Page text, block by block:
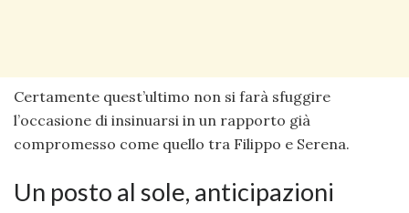
Certamente quest’ultimo non si farà sfuggire
l’occasione di insinuarsi in un rapporto già
compromesso come quello tra Filippo e Serena.
Un posto al sole, anticipazioni